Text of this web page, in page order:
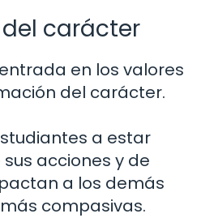
carácter
en los valores
del carácter.
a estar
acciones y de
a los demás
compasivas.